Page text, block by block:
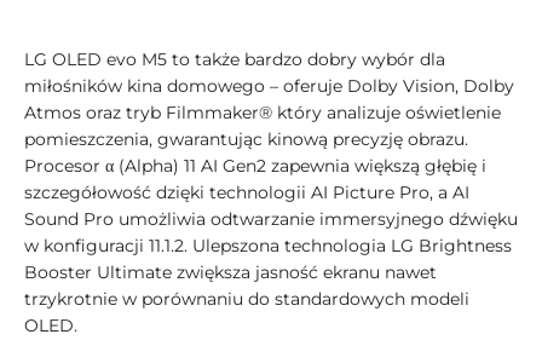
LG OLED evo M5 to także bardzo dobry wybór dla
miłośników kina domowego – oferuje Dolby Vision, Dolby
Atmos oraz tryb Filmmaker® który analizuje oświetlenie
pomieszczenia, gwarantując kinową precyzję obrazu.
Procesor α (Alpha) 11 AI Gen2 zapewnia większą głębię i
szczegółowość dzięki technologii AI Picture Pro, a AI
Sound Pro umożliwia odtwarzanie immersyjnego dźwięku
w konfiguracji 11.1.2. Ulepszona technologia LG Brightness
Booster Ultimate zwiększa jasność ekranu nawet
trzykrotnie w porównaniu do standardowych modeli
OLED.